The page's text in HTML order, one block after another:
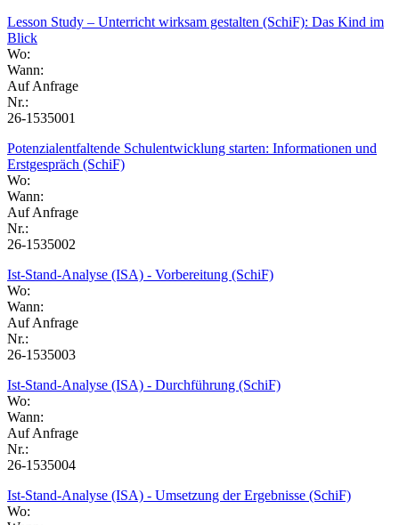
Lesson Study – Unterricht wirksam gestalten (SchiF): Das Kind im
Blick
Wo:
Wann:
Auf Anfrage
Nr.:
26-1535001
Potenzialentfaltende Schulentwicklung starten: Informationen und
Erstgespräch (SchiF)
Wo:
Wann:
Auf Anfrage
Nr.:
26-1535002
Ist-Stand-Analyse (ISA) - Vorbereitung (SchiF)
Wo:
Wann:
Auf Anfrage
Nr.:
26-1535003
Ist-Stand-Analyse (ISA) - Durchführung (SchiF)
Wo:
Wann:
Auf Anfrage
Nr.:
26-1535004
Ist-Stand-Analyse (ISA) - Umsetzung der Ergebnisse (SchiF)
Wo: